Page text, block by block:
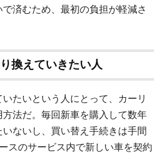
済むため、最初の負担が軽減さ
換えていきたい人
たいという人にとって、カーリ
法だ。毎回新車を購入して数年
ないし、買い替え手続きは手間
スのサービス内で新しい車を契約